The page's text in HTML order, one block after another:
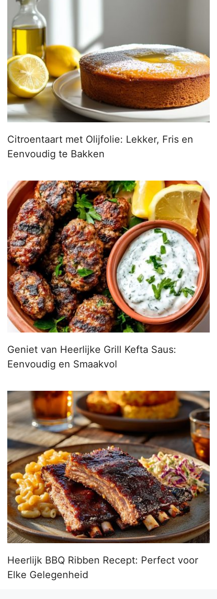
Citroentaart met Olijfolie: Lekker, Fris en
Eenvoudig te Bakken
Geniet van Heerlijke Grill Kefta Saus:
Eenvoudig en Smaakvol
Heerlijk BBQ Ribben Recept: Perfect voor
Elke Gelegenheid